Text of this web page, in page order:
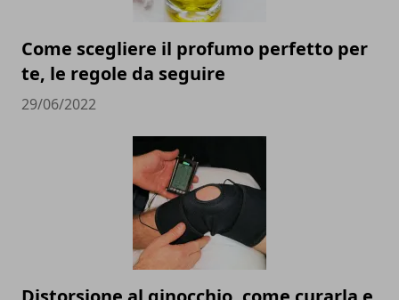
Come scegliere il profumo perfetto per
te, le regole da seguire
29/06/2022